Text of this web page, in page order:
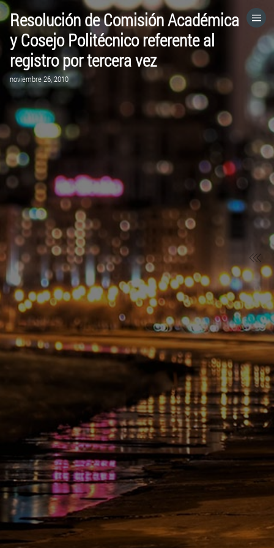
Resolución de Comisión Académica
y Cosejo Politécnico referente al
registro por tercera vez
noviembre 26, 2010
HOME
CATEGORÍAS